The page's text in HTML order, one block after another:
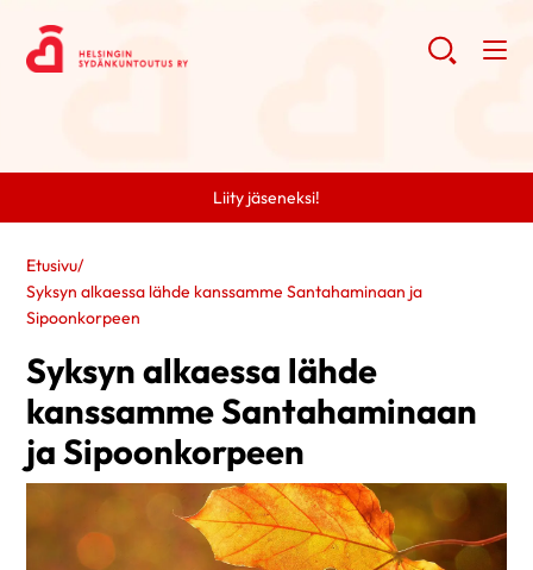
Liity jäseneksi!
Etusivu/
Syksyn alkaessa lähde kanssamme Santahaminaan ja
Sipoonkorpeen
Syksyn alkaessa lähde
kanssamme Santahaminaan
ja Sipoonkorpeen